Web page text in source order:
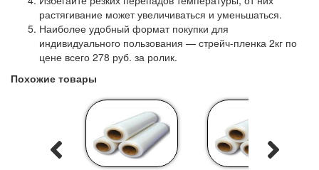
растягивание может увеличиваться и уменьшаться.
Наиболее удобный формат покупки для
индивидуального пользования — стрейч-пленка 2кг по
цене всего 278 руб. за ролик.
Похожие товары